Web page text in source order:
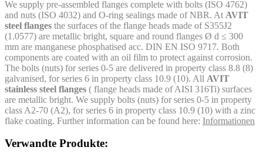
We supply pre-assembled flanges complete with bolts (ISO 4762)
and nuts (ISO 4032) and O-ring sealings made of NBR. At AVIT
steel flanges the surfaces of the flange heads made of S355J2
(1.0577) are metallic bright, square and round flanges Ø d ≤ 300
mm are manganese phosphatised acc. DIN EN ISO 9717. Both
components are coated with an oil film to protect against corrosion.
The bolts (nuts) for series 0-5 are delivered in property class 8.8 (8)
galvanised, for series 6 in property class 10.9 (10). All AVIT
stainless steel flanges ( flange heads made of AISI 316Ti) surfaces
are metallic bright. We supply bolts (nuts) for series 0-5 in property
class A2-70 (A2), for series 6 in property class 10.9 (10) with a zinc
flake coating. Further information can be found here: Informationen
Verwandte Produkte: